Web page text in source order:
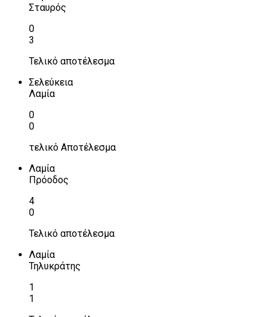
Σταυρός
0
3
Τελικό αποτέλεσμα
Σελεύκεια
Λαμία
0
0
τελικό Αποτέλεσμα
Λαμία
Πρόοδος
4
0
Τελικό αποτέλεσμα
Λαμία
Τηλυκράτης
1
1